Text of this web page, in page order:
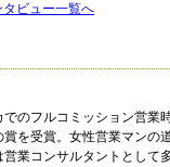
ビュー一覧へ
のフルコミッション営業
を受賞。女性営業マンの
業コンサルタントとして